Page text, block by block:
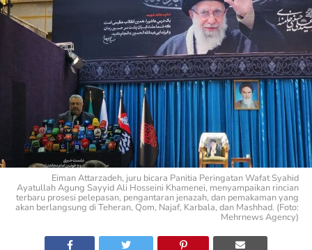
Eiman Attarzadeh, juru bicara Panitia Peringatan Wafat Syahid
Ayatullah Agung Sayyid Ali Hosseini Khamenei, menyampaikan rincian
terbaru prosesi pelepasan, pengantaran jenazah, dan pemakaman yang
akan berlangsung di Teheran, Qom, Najaf, Karbala, dan Mashhad. (Foto:
Mehrnews Agency)